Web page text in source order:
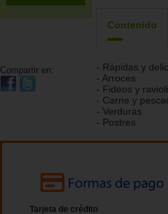
Compartir en:
Contenido
- Rápidas y
- Arroces
- Fideos y
- Carne y
- Verduras
- Postres
Tarjeta de crédito